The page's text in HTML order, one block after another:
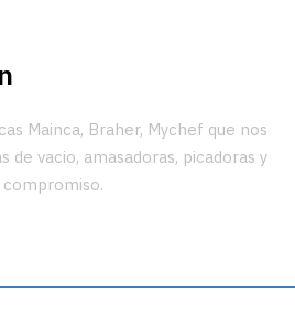
Mainca, Braher, Mychef que nos
vacio, amasadoras, picadoras y